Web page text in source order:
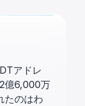
アドレ
億6,000万
たのはわ